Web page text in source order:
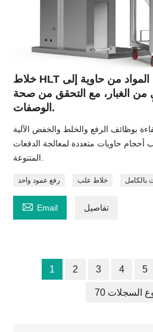
خلاط HLT أحادي العمود لنقل المواد من حاوية إلى
من الغبار، مع التحقق من صحة
الوصفات.
بوظائف الرفع والخلط والخفض الآلية
أحجام حاويات متعددة لمعالجة الدفعات
رفع عمود واحد خلاط علب بالكامل
 Email تفاصيل
1 2 3 4 5
السجلات